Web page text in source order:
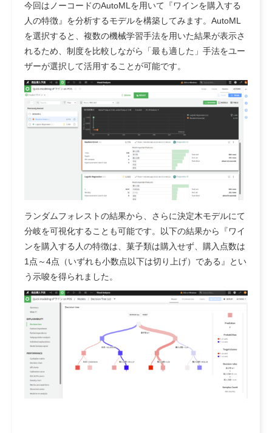
今回はノーコードのAutoMLを用いて『ワインを購入する
人の特徴』を分析するモデルを構築してみます。AutoML
を選択すると、複数の機械学習手法を用いた結果が表示さ
れるため、制度を比較しながら「最も適した」手法をユー
ザーが選択して活用することが可能です。
ランダムフォレストの結果から、さらに決定木モデルにて
分岐を可視化することも可能です。以下の結果から『ワイ
ンを購入する人の特徴は、菓子類は購入せず、購入点数は
1点～4点（いずれも小数点以下は切り上げ）である』とい
う示唆を得られました。